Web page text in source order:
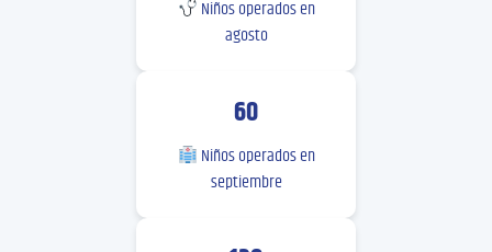
Niños operados en
agosto
60
Niños operados en
septiembre